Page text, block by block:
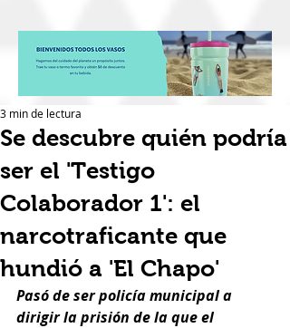
Se descubre quién podría
ser el 'Testigo
Colaborador 1': el
narcotraficante que
hundió a 'El Chapo'
3 min de lectura
Pasó de ser policía municipal a
dirigir la prisión de la que el